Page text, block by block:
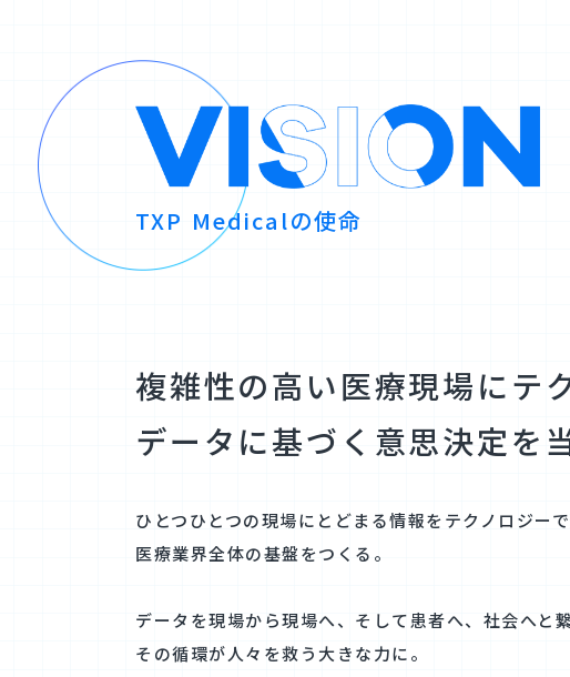
TXP Medicalの使命
複雑性の高い医療現場にテ
データに基づく意思決定を
ひとつひとつの現場にとどまる情報をテクノロジーで
医療業界全体の基盤をつくる。
データを現場から現場へ、そして患者へ、 社会へと繋
その循環が人々を救う大きな力に。